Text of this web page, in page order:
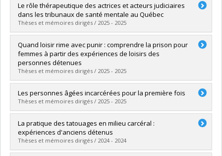
Le rôle thérapeutique des actrices et acteurs judiciaires
dans les tribunaux de santé mentale au Québec
Thèses et mémoires dirigés / 2025 - 2025
Graduate :Barbeau, Camille
Cycle :Master's
Grade :M. Sc.
Lien vers le document dans Papyrus
Quand loisir rime avec punir : comprendre la prison pour
femmes à partir des expériences de loisirs des
personnes détenues
Thèses et mémoires dirigés / 2025 - 2025
Graduate :Marcoux Rouleau, Alexis
Cycle : Doctoral
Grade :Ph. D.
Lien vers le document dans Papyrus
Les personnes âgées incarcérées pour la première fois
Thèses et mémoires dirigés / 2025 - 2025
Graduate : Vincent, Jeanne-Marie
Cycle :Master's
Grade :M. Sc.
Lien vers le document dans Papyrus
La pratique des tatouages en milieu carcéral :
expériences d'anciens détenus
Thèses et mémoires dirigés / 2024 - 2024